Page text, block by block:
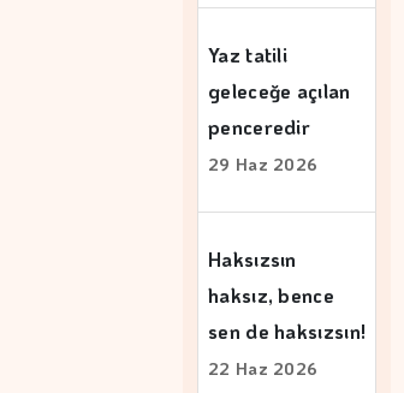
Yaz tatili
geleceğe açılan
penceredir
29 Haz 2026
Haksızsın
haksız, bence
sen de haksızsın!
22 Haz 2026